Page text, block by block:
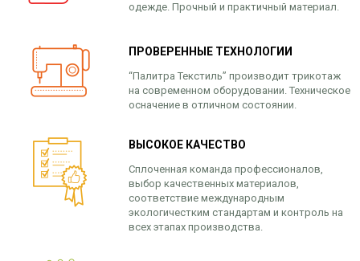
одежде. Прочный и практичный материал.
ПРОВЕРЕННЫЕ ТЕХНОЛОГИИ
“Палитра Текстиль” производит трикотаж
на современном оборудовании. Техническое
осначение в отличном состоянии.
ВЫСОКОЕ КАЧЕСТВО
Сплоченная команда профессионалов,
выбор качественных материалов,
соответствие международным
экологичестким стандартам и контроль на
всех этапах производства.